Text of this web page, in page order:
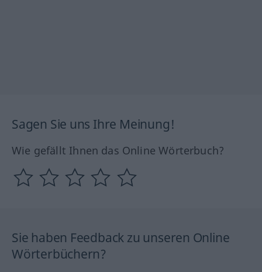
Sagen Sie uns Ihre Meinung!
Wie gefällt Ihnen das Online Wörterbuch?
Sie haben Feedback zu unseren Online
Wörterbüchern?